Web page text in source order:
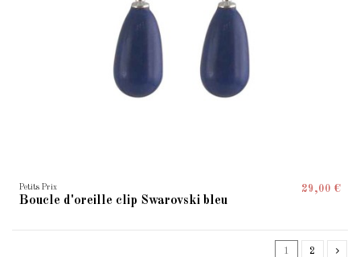
Petits Prix
Boucle d'oreille clip Swarovski bleu
29,00 €
1 2